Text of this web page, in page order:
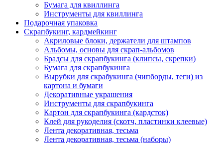
Бумага для квиллинга
Инструменты для квиллинга
Подарочная упаковка
Скрапбукинг, кардмейкинг
Акриловые блоки, держатели для штампов
Альбомы, основы для скрап-альбомов
Брадсы для скрапбукинга (клипсы, скрепки)
Бумага для скрапбукинга
Вырубки для скрабукинга (чипборды, теги) из
картона и бумаги
Декоративные украшения
Инструменты для скрапбукинга
Картон для скрапбукинга (кардсток)
Клей для рукоделия (скотч, пластинки клеевые)
Лента декоративная, тесьма
Лента декоративная, тесьма (наборы)